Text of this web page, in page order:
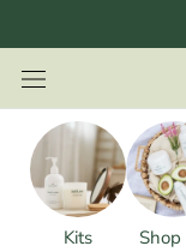
contenido
Kits